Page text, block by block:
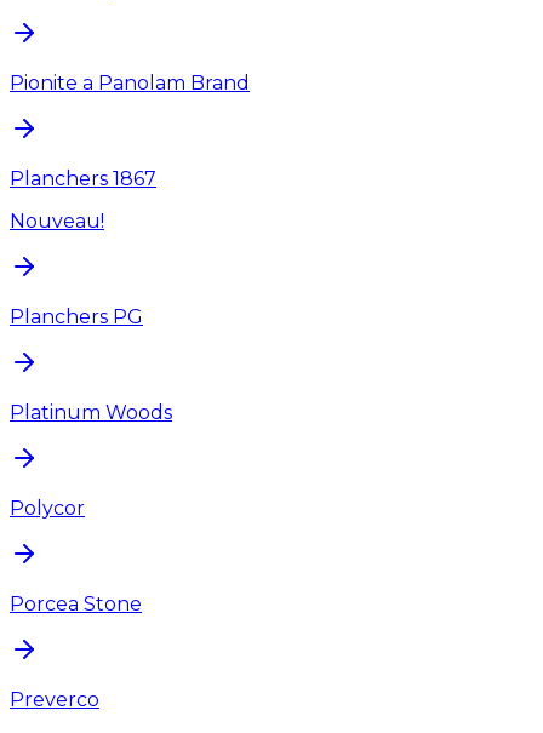
Pionite a Panolam Brand
Planchers 1867
Nouveau!
Planchers PG
Platinum Woods
Polycor
Porcea Stone
Preverco